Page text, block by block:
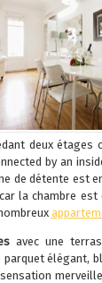
deux étages
by an
de détente est
la chambre est
avec une
élégant,